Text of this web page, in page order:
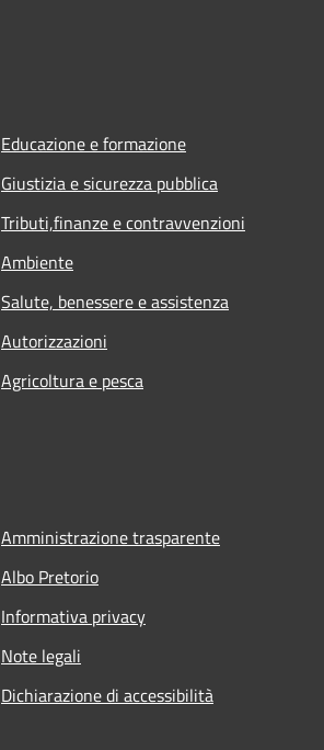
Educazione e formazione
Giustizia e sicurezza pubblica
Tributi,finanze e contravvenzioni
Ambiente
Salute, benessere e assistenza
Autorizzazioni
Agricoltura e pesca
Amministrazione trasparente
Albo Pretorio
Informativa privacy
Note legali
Dichiarazione di accessibilità